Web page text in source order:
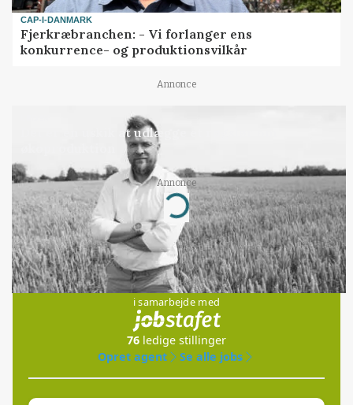
CAP-I-DANMARK
Fjerkræbranchen: - Vi forlanger ens
konkurrence- og produktionsvilkår
Annonce
Det er en uskik at udlægge et røgslør om
Annonce
Loading...
Jobs
i samarbejde med
76 ledige stillinger
Opret agent
Se alle jobs